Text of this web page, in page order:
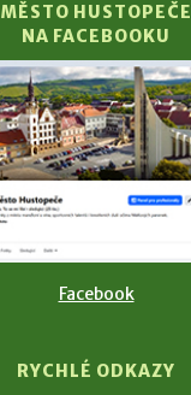
MĚSTO HUSTOPEČE
NA FACEBOOKU
Facebook
RYCHLÉ ODKAZY